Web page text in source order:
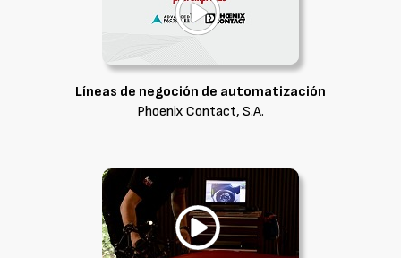
Líneas de negoción de automatización
Phoenix Contact, S.A.